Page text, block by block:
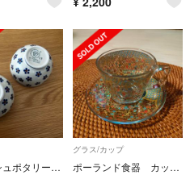
ポーリッシュポタリー ⁂ 小鉢
グラス/カップ
ポーランド食器 カップ&ソーサー レッド ブルー ゴールド 花柄✨最終価格！